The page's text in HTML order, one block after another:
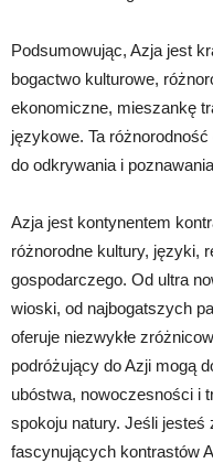
Podsumowując, Azja jest
bogactwo kulturowe,
ekonomiczne, mieszankę
językowe. Ta
do odkrywania i
Azja jest kontynentem
różnorodne kultury, języki,
gospodarczego. Od ultra
wioski, od najbogatszych
oferuje niezwykłe
podróżujący do Azji mogą
ubóstwa, nowoczesności i
spokoju natury. Jeśli
fascynujących kontrastów